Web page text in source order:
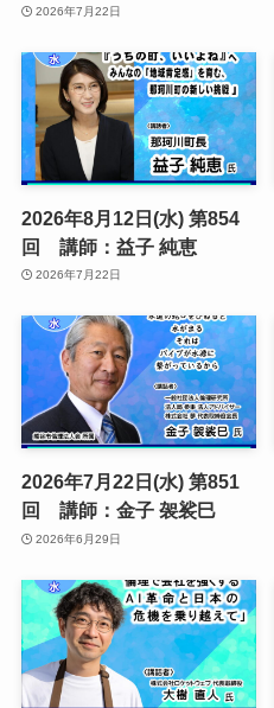
2026年7月22日
2026年8月12日(水) 第854
回 講師：益子 純恵
2026年7月22日
2026年7月22日(水) 第851
回 講師：金子 袈裟巳
2026年6月29日